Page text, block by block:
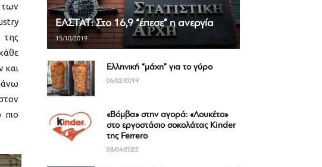
των
της
και
πιο
ΕΛΣΤΑΤ: Στο 16,9 “έπεσε” η ανεργία
15/10/2019
Ελληνική “μάχη” για το γύρο
06/02/2019
«Βόμβα» στην αγορά: «Λουκέτο»
στο εργοστάσιο σοκολάτας Kinder
της Ferrero
08/04/2022